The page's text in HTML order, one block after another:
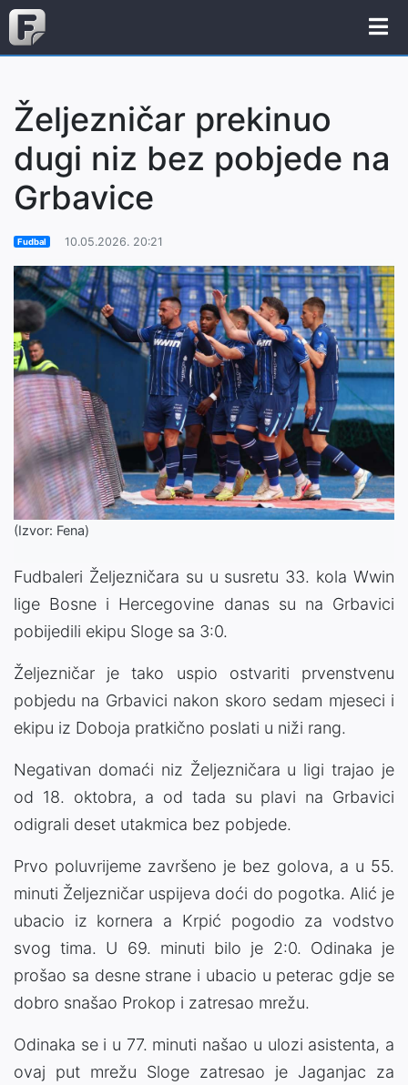
Željezničar prekinuo
dugi niz bez pobjede na
Grbavice
Fudbal 10.05.2026. 20:21
(Izvor: Fena)
Fudbaleri Željezničara su u susretu 33. kola Wwin
lige Bosne i Hercegovine danas su na Grbavici
pobijedili ekipu Sloge sa 3:0.
Željezničar je tako uspio ostvariti prvenstvenu
pobjedu na Grbavici nakon skoro sedam mjeseci i
ekipu iz Doboja pratkično poslati u niži rang.
Negativan domaći niz Željezničara u ligi trajao je
od 18. oktobra, a od tada su plavi na Grbavici
odigrali deset utakmica bez pobjede.
Prvo poluvrijeme završeno je bez golova, a u 55.
minuti Željezničar uspijeva doći do pogotka. Alić je
ubacio iz kornera a Krpić pogodio za vodstvo
svog tima. U 69. minuti bilo je 2:0. Odinaka je
prošao sa desne strane i ubacio u peterac gdje se
dobro snašao Prokop i zatresao mrežu.
Odinaka se i u 77. minuti našao u ulozi asistenta, a
ovaj put mrežu Sloge zatresao je Jaganjac za